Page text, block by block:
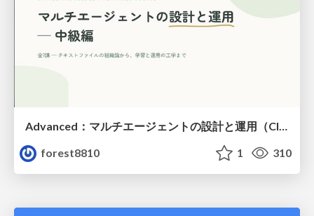
Advanced：マルチエージェントの設計と運用（Claude Code）
forest8810
1 310